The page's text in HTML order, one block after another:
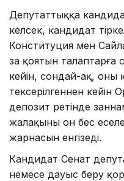
Депутаттыққа
келсек, кандидат
Конституция мен
заң қоя­­тын талаптарға
кейiн, сондай-ақ, оны
тексерiлгеннен кейiн
депозит ретiнде
жалақының он бес
жарнасын енгiзедi.
Кандидат Сенат
немесе дауыс беру